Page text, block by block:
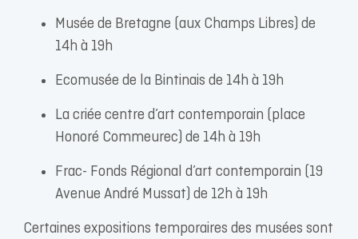
Musée de Bretagne (aux Champs Libres) de
14h à 19h
Ecomusée de la Bintinais de 14h à 19h
La criée centre d’art contemporain (place
Honoré Commeurec) de 14h à 19h
Frac- Fonds Régional d’art contemporain (19
Avenue André Mussat) de 12h à 19h
Certaines expositions temporaires des musées sont